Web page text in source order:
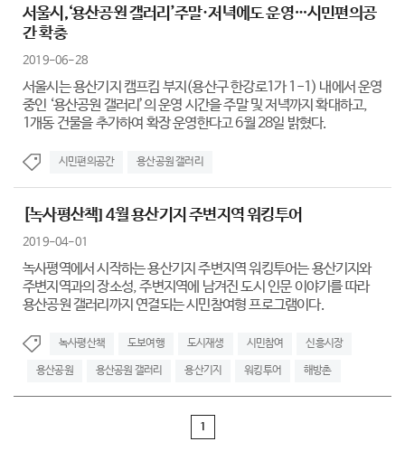
서울시,‘용산공원 갤러리’주말·저녁에도 운영…시민편의공
간 확충
2019-06-28
서울시는 용산기지 캠프킴 부지(용산구 한강로1가 1-1) 내에서 운영
중인 ‘용산공원 갤러리’의 운영 시간을 주말 및 저녁까지 확대하고,
1개동 건물을 추가하여 확장 운영한다고 6월 28일 밝혔다.
시민편의공간 용산공원 갤러리
[녹사평산책] 4월 용산기지 주변지역 워킹투어
2019-04-01
녹사평역에서 시작하는 용산기지 주변지역 워킹투어는 용산기지와
주변지역과의 장소성, 주변지역에 남겨진 도시 인문 이야기를 따라
용산공원 갤러리까지 연결되는 시민참여형 프로그램이다.
녹사평산책 도보여행 도시재생 시민참여 신흥시장
용산공원 용산공원 갤러리 용산기지 워킹투어 해방촌
1